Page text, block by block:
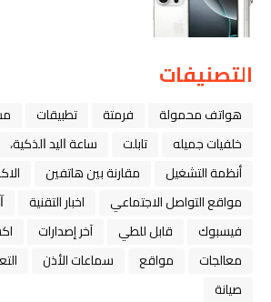
التصنيفات
هواتف محمولة فرمتة تطبيقات
خلفيات جميله
تابلت ﺳﺎﻋﺔ ﺍﻟﻴﺪ ﺍﻟﺬﻛﻴﺔ،
أنظمة التشغيل
مقارنة بين هاتفين
مواقع التواصل الاجتماعي
اخبار التقنية
فيسبوك
قابل للطي آخر إصدارات
معالجات
مواقع سماعات الأذن
صيانة